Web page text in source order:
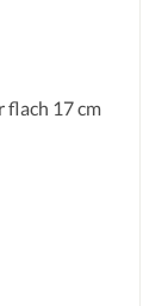
5 Sternen
flach 17 cm